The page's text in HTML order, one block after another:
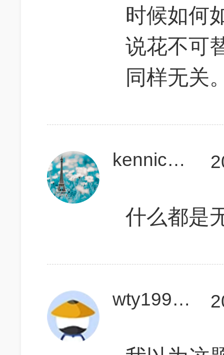
时候如何
说花不可
同样无关
kennichan2011
什么都是
wty19971121